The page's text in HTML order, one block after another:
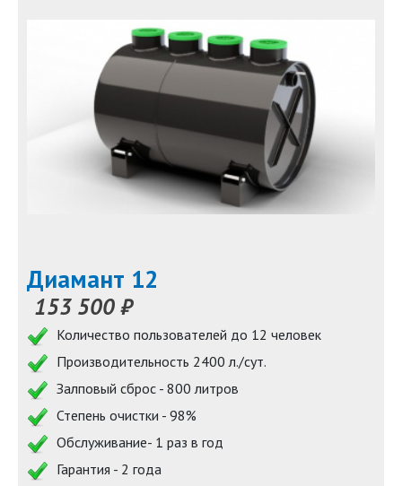
Диамант 12
153 500 ₽
Количество пользователей до 12 человек
Производительность 2400 л./сут.
Залповый сброс - 800 литров
Степень очистки - 98%
Обслуживание- 1 раз в год
Гарантия - 2 года